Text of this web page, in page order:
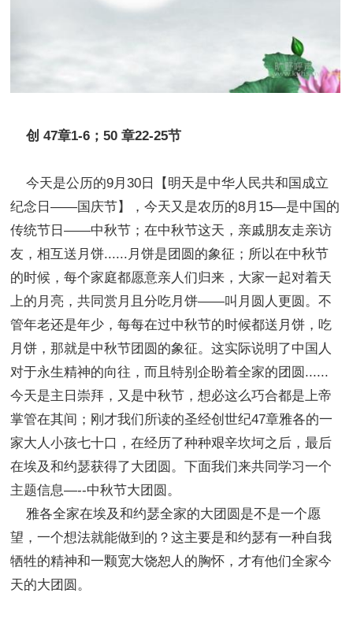
创 47章1-6；50 章22-25节
今天是公历的9月30日【明天是中华人民共和国成立
纪念日——国庆节】，今天又是农历的8月15—是中国的
传统节日——中秋节；在中秋节这天，亲戚朋友走亲访
友，相互送月饼......月饼是团圆的象征；所以在中秋节
的时候，每个家庭都愿意亲人们归来，大家一起对着天
上的月亮，共同赏月且分吃月饼——叫月圆人更圆。不
管年老还是年少，每每在过中秋节的时候都送月饼，吃
月饼，那就是中秋节团圆的象征。这实际说明了中国人
对于永生精神的向往，而且特别企盼着全家的团圆......
今天是主日崇拜，又是中秋节，想必这么巧合都是上帝
掌管在其间；刚才我们所读的圣经创世纪47章雅各的一
家大人小孩七十口，在经历了种种艰辛坎坷之后，最后
在埃及和约瑟获得了大团圆。下面我们来共同学习一个
主题信息—--中秋节大团圆。
雅各全家在埃及和约瑟全家的大团圆是不是一个愿
望，一个想法就能做到的？这主要是和约瑟有一种自我
牺牲的精神和一颗宽大饶恕人的胸怀，才有他们全家今
天的大团圆。